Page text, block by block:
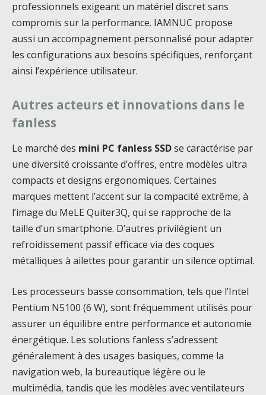
professionnels exigeant un matériel discret sans
compromis sur la performance. IAMNUC propose
aussi un accompagnement personnalisé pour adapter
les configurations aux besoins spécifiques, renforçant
ainsi l’expérience utilisateur.
Autres acteurs et innovations dans le
fanless
Le marché des mini PC fanless SSDse caractérise par
une diversité croissante d’offres, entre modèles ultra
compacts et designs ergonomiques. Certaines
marques mettent l’accent sur la compacité extrême, à
l’image du MeLE Quiter3Q, qui se rapproche de la
taille d’un smartphone. D’autres privilégient un
refroidissement passif efficace via des coques
métalliques à ailettes pour garantir un silence optimal.
Les processeurs basse consommation, tels que l’Intel
Pentium N5100 (6 W), sont fréquemment utilisés pour
assurer un équilibre entre performance et autonomie
énergétique. Les solutions fanless s’adressent
généralement à des usages basiques, comme la
navigation web, la bureautique légère ou le
multimédia, tandis que les modèles avec ventilateurs